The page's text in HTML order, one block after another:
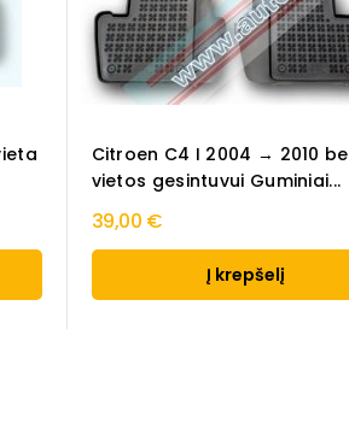
Citroen C4 I 2004 → 2010 be
vietos gesintuvui Guminiai...
39,00 €
Į krepšelį